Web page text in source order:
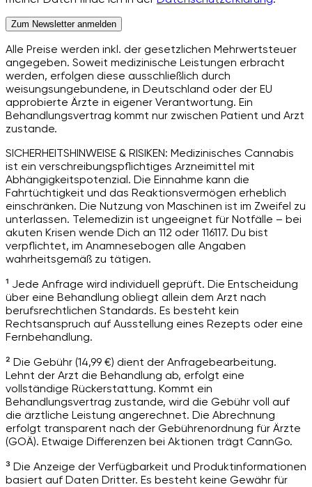
Zum Newsletter anmelden
Alle Preise werden inkl. der gesetzlichen Mehrwertsteuer
angegeben. Soweit medizinische Leistungen erbracht
werden, erfolgen diese ausschließlich durch
weisungsungebundene, in Deutschland oder der EU
approbierte Ärzte in eigener Verantwortung. Ein
Behandlungsvertrag kommt nur zwischen Patient und Arzt
zustande.
SICHERHEITSHINWEISE & RISIKEN: Medizinisches Cannabis
ist ein verschreibungspflichtiges Arzneimittel mit
Abhängigkeitspotenzial. Die Einnahme kann die
Fahrtüchtigkeit und das Reaktionsvermögen erheblich
einschränken. Die Nutzung von Maschinen ist im Zweifel zu
unterlassen. Telemedizin ist ungeeignet für Notfälle – bei
akuten Krisen wende Dich an 112 oder 116117. Du bist
verpflichtet, im Anamnesebogen alle Angaben
wahrheitsgemäß zu tätigen.
¹ Jede Anfrage wird individuell geprüft. Die Entscheidung
über eine Behandlung obliegt allein dem Arzt nach
berufsrechtlichen Standards. Es besteht kein
Rechtsanspruch auf Ausstellung eines Rezepts oder eine
Fernbehandlung.
² Die Gebühr (14,99 €) dient der Anfragebearbeitung.
Lehnt der Arzt die Behandlung ab, erfolgt eine
vollständige Rückerstattung. Kommt ein
Behandlungsvertrag zustande, wird die Gebühr voll auf
die ärztliche Leistung angerechnet. Die Abrechnung
erfolgt transparent nach der Gebührenordnung für Ärzte
(GOÄ). Etwaige Differenzen bei Aktionen trägt CannGo.
³ Die Anzeige der Verfügbarkeit und Produktinformationen
basiert auf Daten Dritter. Es besteht keine Gewähr für